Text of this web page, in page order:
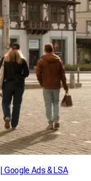
Google Ads & LSA